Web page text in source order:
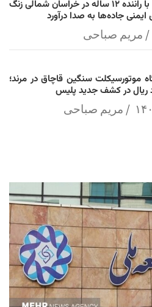
توقیف پژو ۴۰۵ با راننده ۱۲ ساله در خراسان شمالی زنگ
ایمنی جاده‌ها به صدا درآورد
مریم صباحی
دستگاه موتورسیکلت سنگین قاچاق در مرند؛
مریم صباحی